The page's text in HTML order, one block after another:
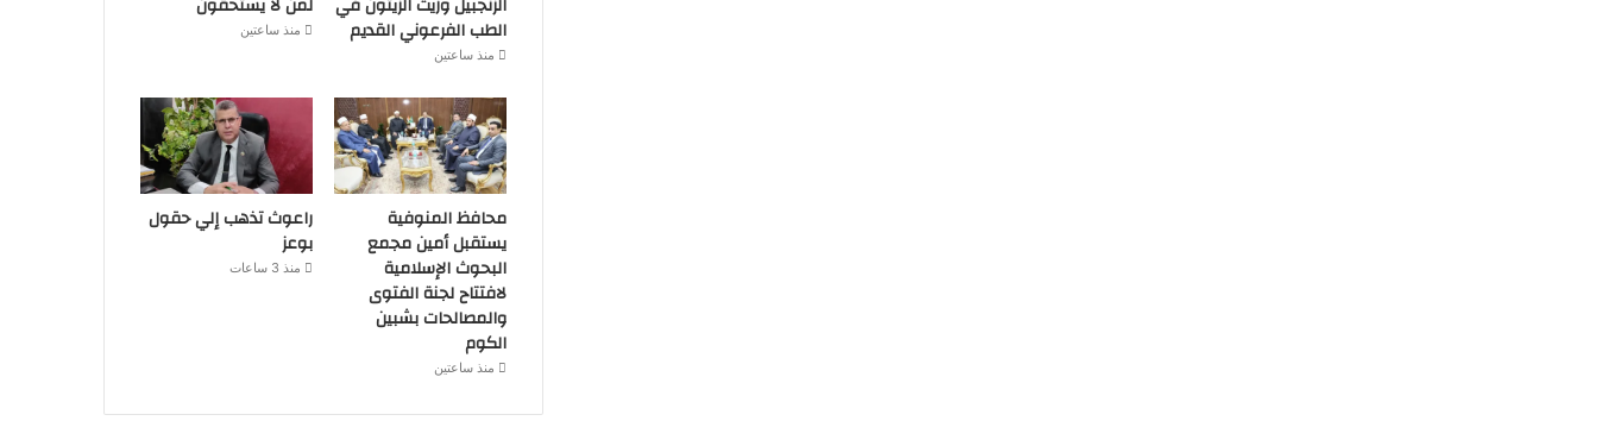
الطب الفرعوني القديم
منذ ساعتين
منذ ساعتين
محافظ المنوفية
يستقبل أمين مجمع
البحوث الإسلامية
لافتتاح لجنة الفتوى
والمصالحات بشبين
الكوم
منذ ساعتين
راعوث تذهب إلي حقول
بوعز
منذ 3 ساعات